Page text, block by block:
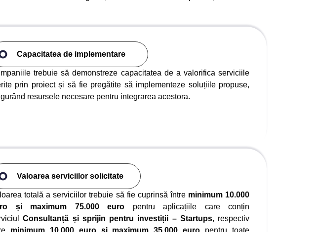
Capacitatea de implementare
trebuie să demonstreze capacitatea de a valorifica serviciile
prin proiect și să fie pregătite să implementeze soluțiile propuse,
resursele necesare pentru integrarea acestora.
Valoarea serviciilor solicitate
totală a serviciilor trebuie să fie cuprinsă între minimum 10.000
și maximum 75.000 euro pentru aplicațiile care conțin
Consultanță și sprijin pentru investiții – Startups, respectiv
minimum 10.000 euro și maximum 35.000 euro pentru toate